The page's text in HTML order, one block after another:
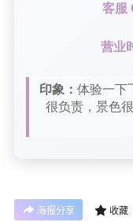
客服
营业
印象： 体验一下
很负责，景色
海报分享 收藏